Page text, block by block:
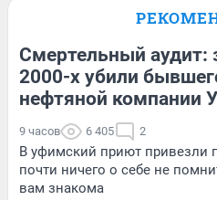
Смертельный аудит:
2000-х убили
нефтяной компании
9 часов 6 405 2
В уфимский приют привезли
почти ничего о себе не
вам знакома